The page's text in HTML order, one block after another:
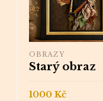
OBRAZY
Starý obraz
1000Kč